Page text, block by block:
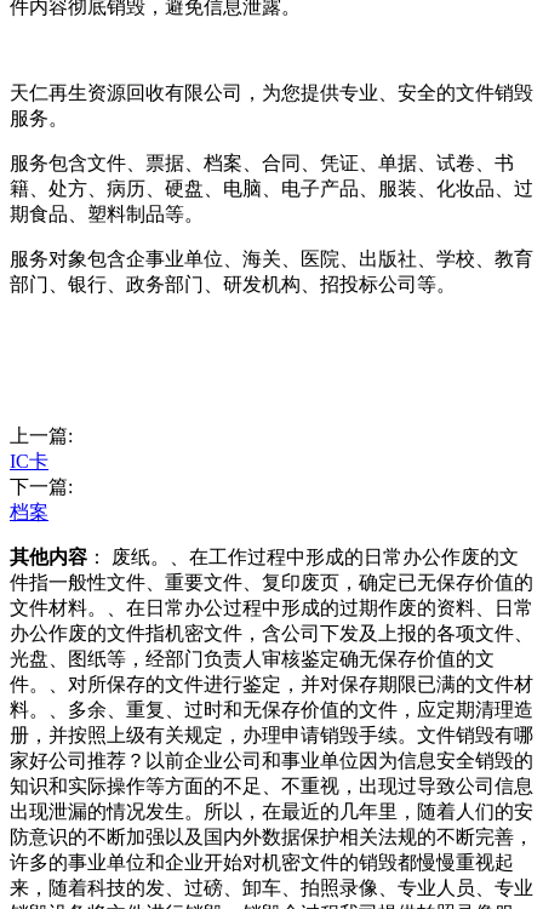
件内容彻底销毁，避免信息泄露。
天仁再生资源回收有限公司，为您提供专业、安全的文件销毁
服务。
服务包含文件、票据、档案、合同、凭证、单据、试卷、书
籍、处方、病历、硬盘、电脑、电子产品、服装、化妆品、过
期食品、塑料制品等。
服务对象包含企事业单位、海关、医院、出版社、学校、教育
部门、银行、政务部门、研发机构、招投标公司等。
上一篇:
IC卡
下一篇:
档案
其他内容 ： 废纸。、在工作过程中形成的日常办公作废的文
件指一般性文件、重要文件、复印废页，确定已无保存价值的
文件材料。、在日常办公过程中形成的过期作废的资料、日常
办公作废的文件指机密文件，含公司下发及上报的各项文件、
光盘、图纸等，经部门负责人审核鉴定确无保存价值的文
件。、对所保存的文件进行鉴定，并对保存期限已满的文件材
料。、多余、重复、过时和无保存价值的文件，应定期清理造
册，并按照上级有关规定，办理申请销毁手续。文件销毁有哪
家好公司推荐？以前企业公司和事业单位因为信息安全销毁的
知识和实际操作等方面的不足、不重视，出现过导致公司信息
出现泄漏的情况发生。所以，在最近的几年里，随着人们的安
防意识的不断加强以及国内外数据保护相关法规的不断完善，
许多的事业单位和企业开始对机密文件的销毁都慢慢重视起
来，随着科技的发、过磅、卸车、拍照录像、专业人员、专业